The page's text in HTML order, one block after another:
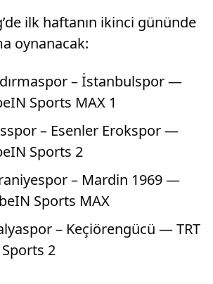
ilk haftanın ikinci gününde
oynanacak:
– İstanbulspor —
Sports MAX 1
– Esenler Erokspor —
Sports 2
– Mardin 1969 —
Sports MAX
– Keçiörengücü — TRT
2